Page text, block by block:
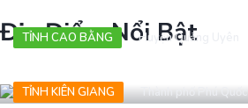
Địa Điểm Nổi Bật
TỈNH CAO BẰNG Huyện Quảng Uyên
TỈNH KIÊN GIANG Thành phố Phú Quốc